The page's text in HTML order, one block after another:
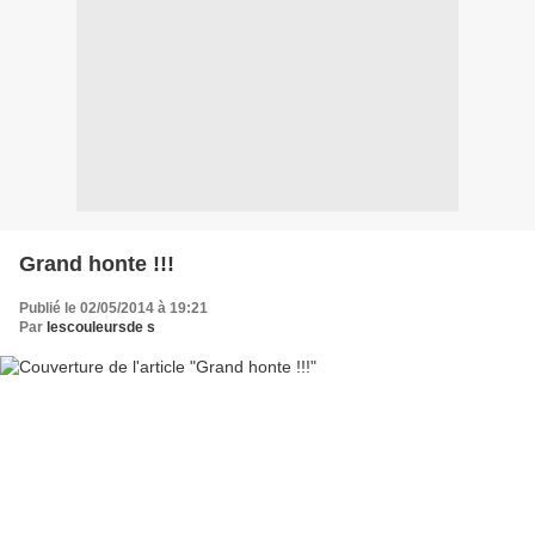
Grand honte !!!
Publié le 02/05/2014 à 19:21
Par lescouleursde s